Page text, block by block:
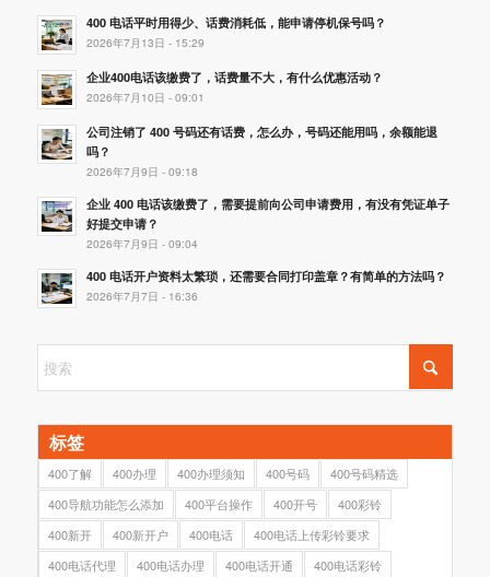
400 电话平时用得少、话费消耗低，能申请停机保号吗？
2026年7月13日 - 15:29
企业400电话该缴费了，话费量不大，有什么优惠活动？
2026年7月10日 - 09:01
公司注销了 400 号码还有话费，怎么办，号码还能用吗，余额能退
吗？
2026年7月9日 - 09:18
企业 400 电话该缴费了，需要提前向公司申请费用，有没有凭证单子
好提交申请？
2026年7月9日 - 09:04
400 电话开户资料太繁琐，还需要合同打印盖章？有简单的方法吗？
2026年7月7日 - 16:36
标签
400了解 400办理 400办理须知 400号码
400号码精选
400导航功能怎么添加
400平台操作 400开号
400彩铃
400新开
400新开户 400电话
400电话上传彩铃要求
400电话代理
400电话办理 400电话开通 400电话彩铃